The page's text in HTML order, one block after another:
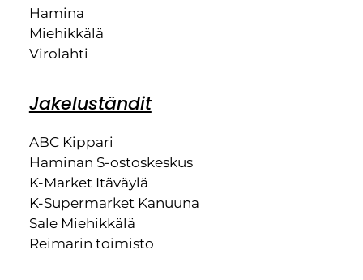
Hamina
Miehikkälä
Virolahti
Jakeluständit
ABC Kippari
Haminan S-ostoskeskus
K-Market Itäväylä
K-Supermarket Kanuuna
Sale Miehikkälä
Reimarin toimisto